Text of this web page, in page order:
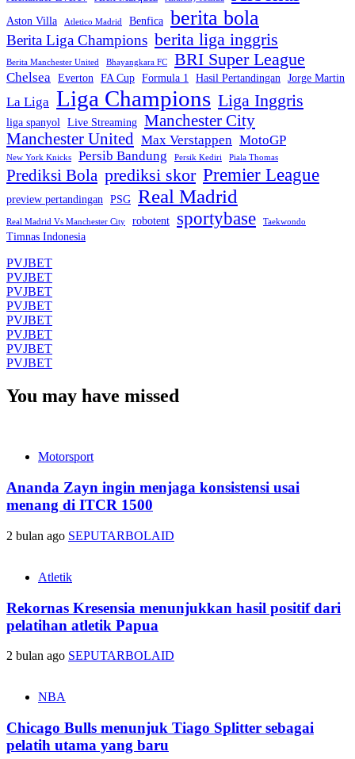
Aston Villa Atletico Madrid Benfica berita bola
Berita Liga Champions berita liga inggris
Berita Manchester United Bhayangkara FC BRI Super League
Chelsea Everton FA Cup Formula 1 Hasil Pertandingan Jorge Martin
La Liga Liga Champions Liga Inggris
liga spanyol Live Streaming Manchester City
Manchester United Max Verstappen MotoGP
New York Knicks Persib Bandung Persik Kediri Piala Thomas
Prediksi Bola prediksi skor Premier League
preview pertandingan PSG Real Madrid
Real Madrid Vs Manchester City robotent sportybase Taekwondo
Timnas Indonesia
PVJBET
PVJBET
PVJBET
PVJBET
PVJBET
PVJBET
PVJBET
PVJBET
You may have missed
Motorsport
Ananda Zayn ingin menjaga konsistensi usai
menang di ITCR 1500
2 bulan ago SEPUTARBOLAID
Atletik
Rekornas Kresensia menunjukkan hasil positif dari
pelatihan atletik Papua
2 bulan ago SEPUTARBOLAID
NBA
Chicago Bulls menunjuk Tiago Splitter sebagai
pelatih utama yang baru